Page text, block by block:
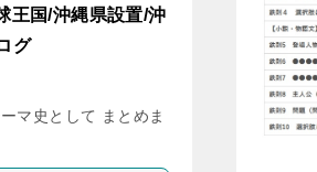
王国/沖縄県設置/沖
グ
マ史として まとめま